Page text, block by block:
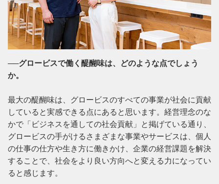
──グロービスで働く醍醐味は、どのような点でしょう
か。
最大の醍醐味は、グロービスのすべての事業が社会に貢献
していると実感できる点にあると思います。経営理念のな
かで「ビジネスを通しての社会貢献」と掲げている通り、
グロービスの手がけるさまざまな事業やサービスは、個人
の仕事の仕方や生き方に働きかけ、企業の経営課題を解決
することで、社会をより良い方向へと変える力になってい
ると感じます。